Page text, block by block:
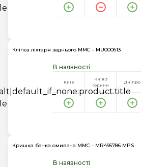
Кліпса ліхтаря заднього MMC - MU000613
В наявності
Київ
Київ 3
години
Дніпро
Кришка бачка омивача MMC - MR495786 MPS
В наявності